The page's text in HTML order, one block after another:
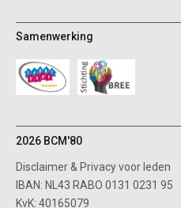
Samenwerking
2026 BCM'80
Disclaimer& Privacy voor leden
IBAN: NL43 RABO 0131 0231 95
KvK: 40165079